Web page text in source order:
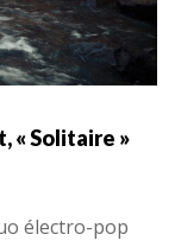
« Solitaire »
électro-pop